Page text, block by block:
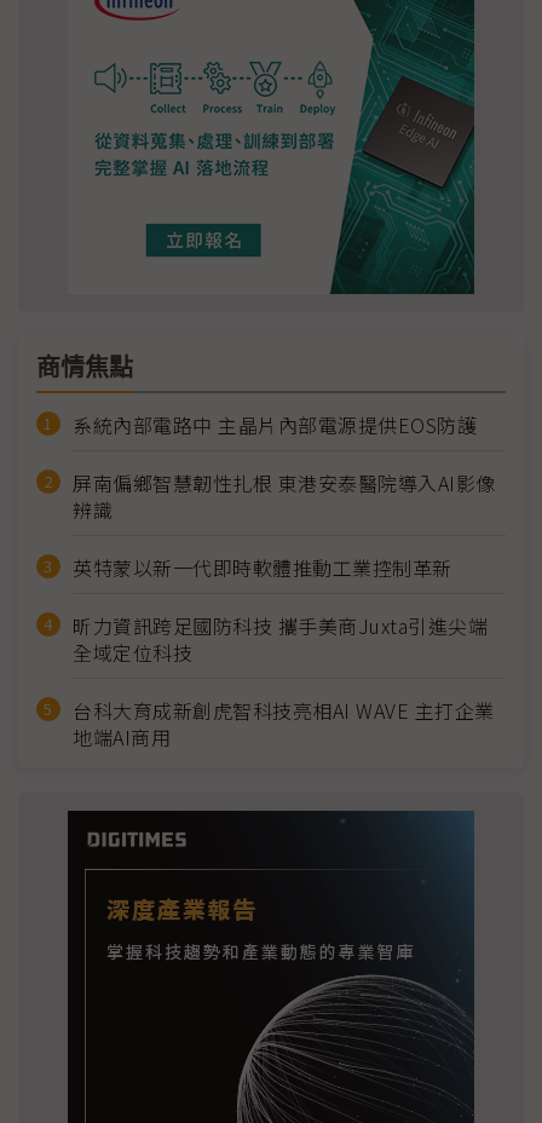
商情焦點
系統內部電路中 主晶片內部電源提供EOS防護
屏南偏鄉智慧韌性扎根 東港安泰醫院導入AI影像
辨識
英特蒙以新一代即時軟體推動工業控制革新
昕力資訊跨足國防科技 攜手美商Juxta引進尖端
全域定位科技
台科大育成新創虎智科技亮相AI WAVE 主打企業
地端AI商用